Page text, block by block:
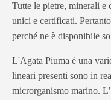
Tutte le pietre, minerali
unici e certificati.
perché ne è disponibile
L'Agata Piuma è una
lineari presenti sono in
microrganismo marino.